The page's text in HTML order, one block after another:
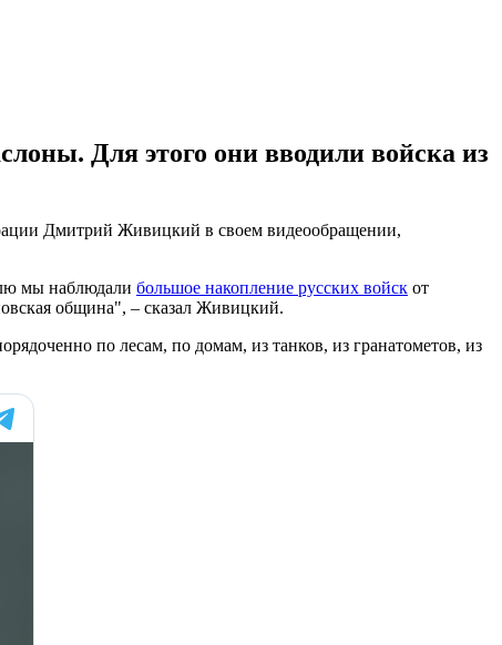
Для этого они вводили войска из
Дмитрий Живицкий в своем видеообращении,
мы наблюдали большое накопление русских войск от
община", – сказал Живицкий.
по лесам, по домам, из танков, из гранатометов, из